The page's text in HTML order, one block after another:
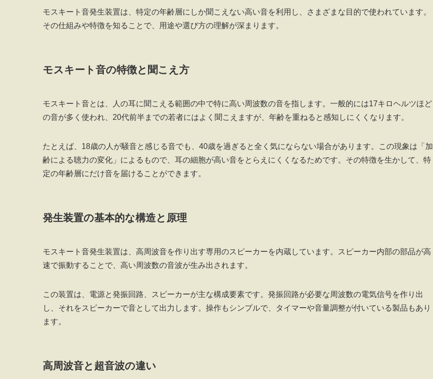
モスキート音発生装置は、特定の年齢層にしか聞こえない高い音を利用し、さまざまな目的で使われています。
その仕組みや特徴を知ることで、用途や選び方の理解が深まります。
モスキート音の特徴と聞こえ方
モスキート音とは、人の耳に聞こえる範囲の中で特に高い周波数の音を指します。一般的には17キロヘルツほど
の音が多く使われ、20代前半までの若者にはよく聞こえますが、年齢を重ねると感知しにくくなります。
たとえば、18歳の人が騒音と感じる音でも、40歳を過ぎると全く気にならない場合があります。この現象は「加
齢による聴力の変化」によるもので、耳の細胞が高い音をとらえにくくなるためです。その特徴を生かして、特
定の年齢層にだけ音を届けることができます。
発生装置の基本的な構造と原理
モスキート音発生装置は、高周波音を作り出す専用のスピーカーを内蔵しています。スピーカー内部の部品が高
速で振動することで、高い周波数の音波が生み出されます。
この装置は、電源と発振回路、スピーカーが主な構成要素です。発振回路が必要な周波数の電気信号を作り出
し、それをスピーカーで音として出力します。操作もシンプルで、タイマーや音量調整が付いている製品もあり
ます。
高周波音と超音波の違い